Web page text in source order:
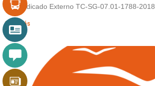
Ver Radicado Externo TC-SG-07.01-1788-2018.
Leer Más